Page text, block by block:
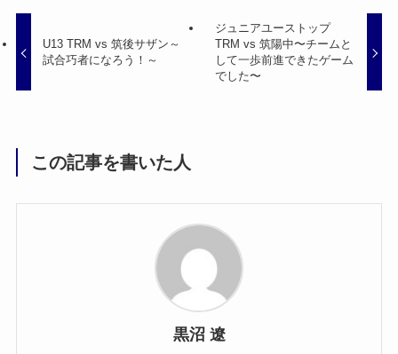
U13 TRM vs 筑後サザン～
試合巧者になろう！～
ジュニアユーストップ
TRM vs 筑陽中〜チームと
して一歩前進できたゲーム
でした〜
この記事を書いた人
黒沼 遼